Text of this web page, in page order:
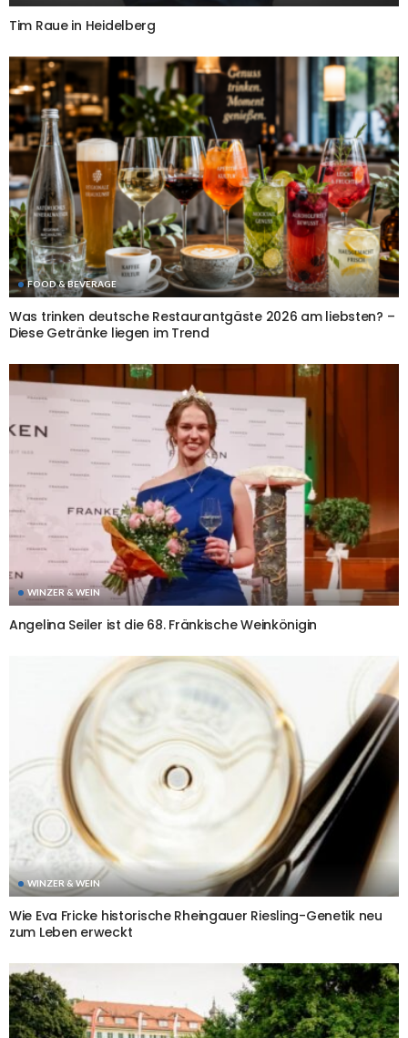
Tim Raue in Heidelberg
FOOD & BEVERAGE
Was trinken deutsche Restaurantgäste 2026 am liebsten? –
Diese Getränke liegen im Trend
WINZER & WEIN
Angelina Seiler ist die 68. Fränkische Weinkönigin
WINZER & WEIN
Wie Eva Fricke historische Rheingauer Riesling-Genetik neu
zum Leben erweckt